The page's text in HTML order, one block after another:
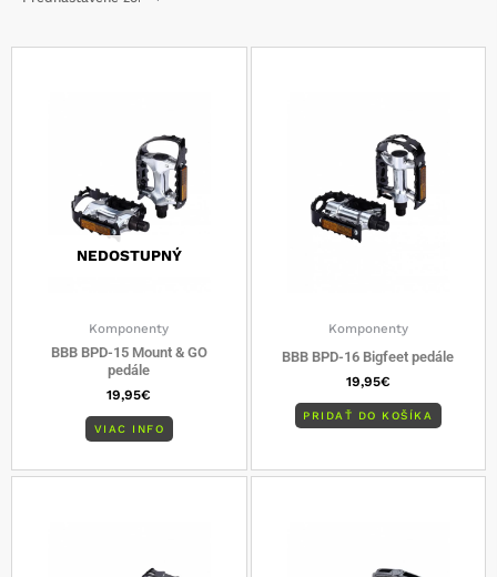
NEDOSTUPNÝ
Komponenty
BBB BPD-15 Mount & GO
pedále
19,95€
VIAC INFO
Komponenty
BBB BPD-16 Bigfeet pedále
19,95€
PRIDAŤ DO KOŠÍKA